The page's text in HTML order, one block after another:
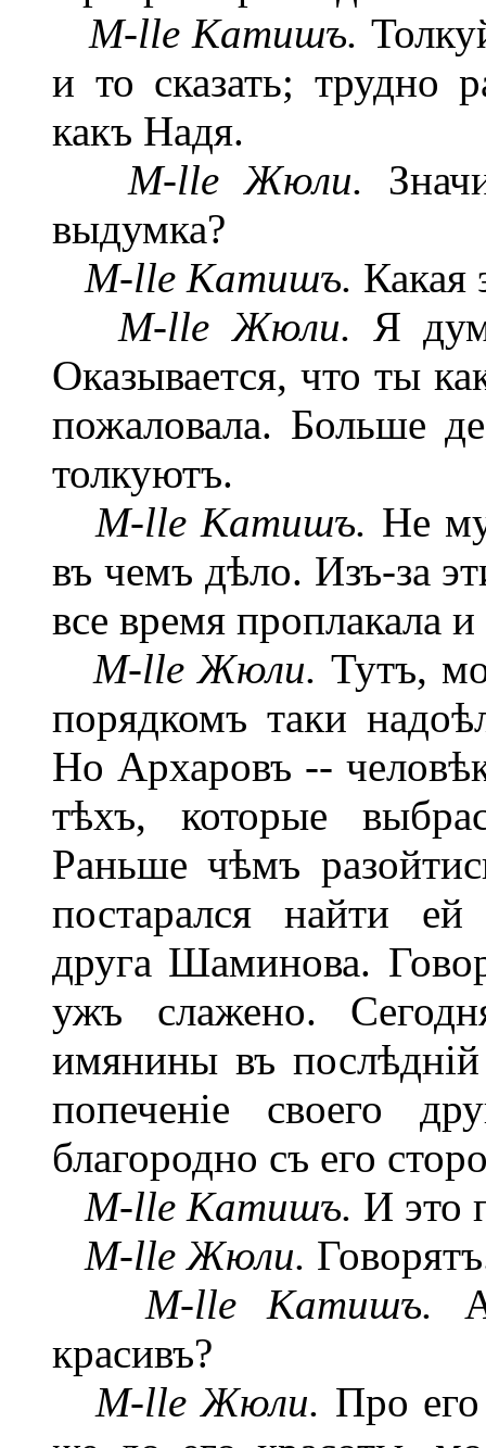
M-lle Катишъ.
и то сказать; трудно
какъ Надя.
M-lle Жюли.
выдумка?
M-lle Катишъ. Какая
M-lle Жюли. Я
Оказывается, что ты
пожаловала. Больше
толкуютъ.
M-lle Катишъ. Не
въ чемъ дѣло. Изъ-за
все время проплакала
M-lle Жюли. Тутъ,
порядкомъ таки
Но Архаровъ --
тѣхъ, которые
Раньше чѣмъ
постарался найти ей
друга Шаминова.
ужъ слажено.
имянины въ
попеченіе своего
благородно съ его
M-lle Катишъ. И это
M-lle Жюли.
M-lle Катишъ.
красивъ?
M-lle Жюли. Про его